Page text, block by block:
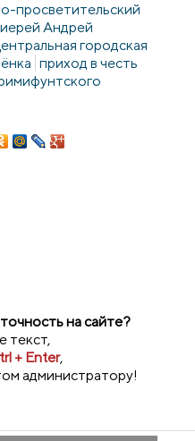
просветительский
иерей Андрей
городская
приход в честь
на сайте?
текст,
+ Enter,
администратору!